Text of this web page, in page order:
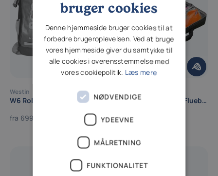
Westin
W6 Roll-top Backpack - 100% Vandtæt
fra 699,00 DKK
Voyager Flytyer Bag - Fluebindingstaske
1.499,00 DKK
bruger cookies
Denne hjemmeside bruger cookies til at
forbedre brugeroplevelsen. Ved at bruge
vores hjemmeside giver du samtykke til
alle cookies i overensstemmelse med
vores cookiepolitik. Læs mere
NØDVENDIGE
YDEEVNE
MÅLRETNING
FUNKTIONALITET